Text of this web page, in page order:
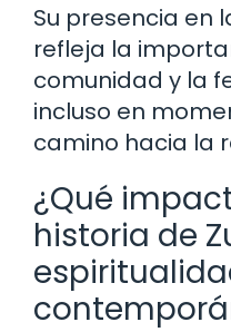
Su presencia en
refleja la
comunidad y la
incluso en
camino hacia la
¿Qué
historia de